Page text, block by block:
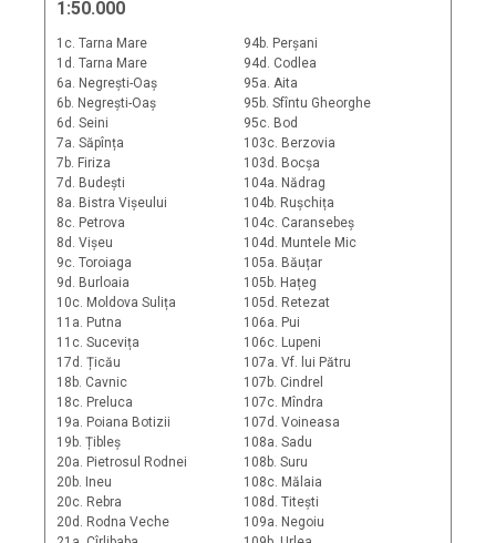
1:50.000
1c. Tarna Mare
1d. Tarna Mare
6a. Negrești-Oaș
6b. Negrești-Oaș
6d. Seini
7a. Săpînța
7b. Firiza
7d. Budești
8a. Bistra Vișeului
8c. Petrova
8d. Vișeu
9c. Toroiaga
9d. Burloaia
10c. Moldova Sulița
11a. Putna
11c. Sucevița
17d. Țicău
18b. Cavnic
18c. Preluca
19a. Poiana Botizii
19b. Țibleș
20a. Pietrosul Rodnei
20b. Ineu
20c. Rebra
20d. Rodna Veche
94b. Perșani
94d. Codlea
95a. Aita
95b. Sfîntu Gheorghe
95c. Bod
103c. Berzovia
103d. Bocșa
104a. Nădrag
104b. Rușchița
104c. Caransebeș
104d. Muntele Mic
105a. Băuțar
105b. Hațeg
105d. Retezat
106a. Pui
106c. Lupeni
107a. Vf. lui Pătru
107b. Cindrel
107c. Mîndra
107d. Voineasa
108a. Sadu
108b. Suru
108c. Mălaia
108d. Titești
109a. Negoiu